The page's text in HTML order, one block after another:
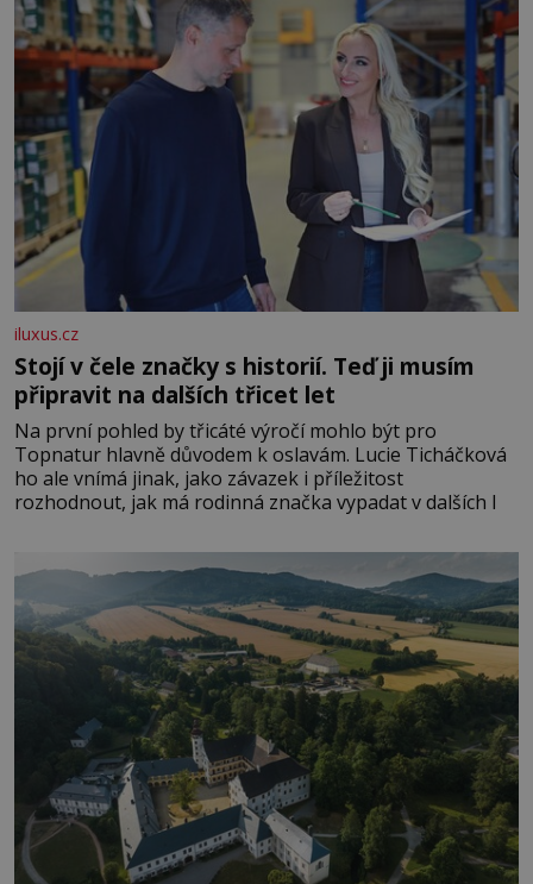
iluxus.cz
Stojí v čele značky s historií. Teď ji musím
připravit na dalších třicet let
Na první pohled by třicáté výročí mohlo být pro
Topnatur hlavně důvodem k oslavám. Lucie Ticháčková
ho ale vnímá jinak, jako závazek i příležitost
rozhodnout, jak má rodinná značka vypadat v dalších l